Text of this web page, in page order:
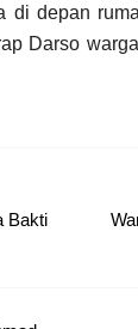
di depan
Darso
Bakti